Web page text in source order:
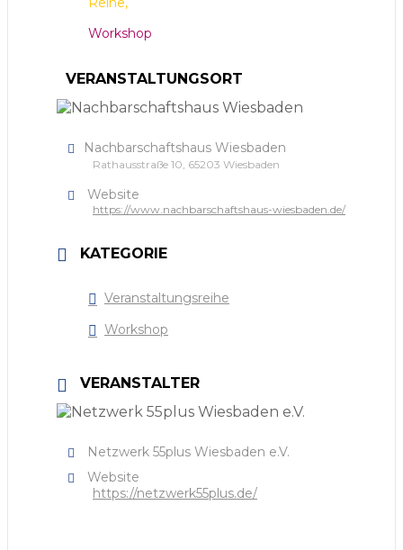
Workshop
VERANSTALTUNGSORT
Nachbarschaftshaus Wiesbaden
Rathausstraße 10, 65203 Wiesbaden
Website
https://www.nachbarschaftshaus-wiesbaden.de/
KATEGORIE
Veranstaltungsreihe
Workshop
VERANSTALTER
Netzwerk 55plus Wiesbaden e.V.
Website
https://netzwerk55plus.de/